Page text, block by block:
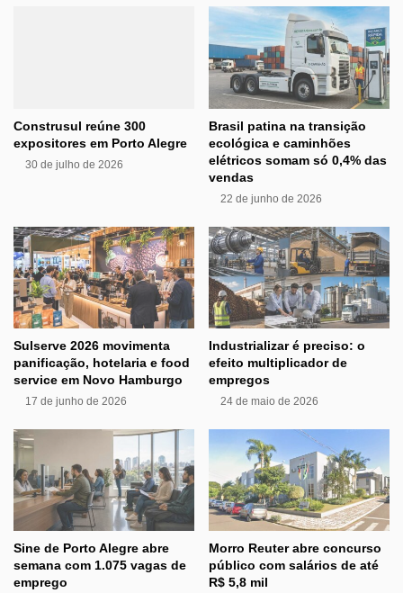
Construsul reúne 300
expositores em Porto Alegre
30 de julho de 2026
Brasil patina na transição
ecológica e caminhões
elétricos somam só 0,4% das
vendas
22 de junho de 2026
Sulserve 2026 movimenta
panificação, hotelaria e food
service em Novo Hamburgo
17 de junho de 2026
Industrializar é preciso: o
efeito multiplicador de
empregos
24 de maio de 2026
Sine de Porto Alegre abre
semana com 1.075 vagas de
emprego
Morro Reuter abre concurso
público com salários de até
R$ 5,8 mil